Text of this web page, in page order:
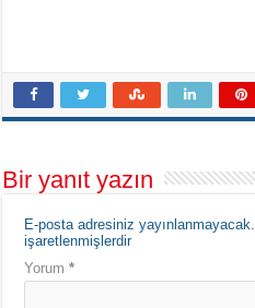
Bir yanıt yazın
E-posta adresiniz yayınlanmayacak.
işaretlenmişlerdir
Yorum*